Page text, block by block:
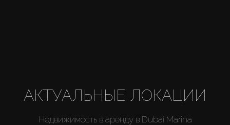
АКТУАЛЬНЫЕ ЛОКАЦИИ
Недвижимость в аренду в Dubai Marina